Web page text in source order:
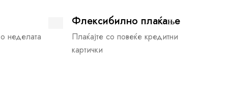
неделата
Флексибилно плаќање
Плаќајте со повеќе кредитни
картички